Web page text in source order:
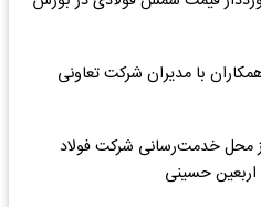
با مدیران شرکت تعاونی
از محل خدمت‌رسانی شرکت فولاد
حسینی